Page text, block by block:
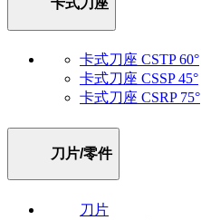
卡式刀座
卡式刀座 CSTP 60°
卡式刀座 CSSP 45°
卡式刀座 CSRP 75°
刀片/零件
刀片